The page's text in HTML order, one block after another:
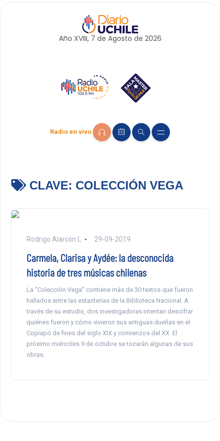
Año XVIII, 7 de Agosto de 2026
Radio en vivo
CLAVE: COLECCIÓN VEGA
Rodrigo Alarcón L. 29-09-2019
Carmela, Clarisa y Aydée: la desconocida
historia de tres músicas chilenas
La “Colección Vega” contiene más de 30 textos que fueron
hallados entre las estanterías de la Biblioteca Nacional. A
través de su estudio, dos investigadoras intentan descifrar
quiénes fueron y cómo vivieron sus antiguas dueñas en el
Copiapó de fines del siglo XIX y comienzos del XX. El
próximo miércoles 9 de octubre se tocarán algunas de sus
obras.